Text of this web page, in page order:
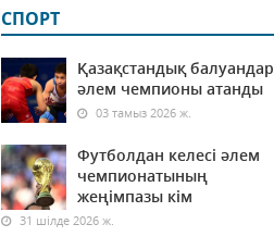
СПОРТ
Қазақстандық балуандар
әлем чемпионы атанды
03 тамыз 2026 ж.
Футболдан келесі әлем
чемпионатының
жеңімпазы кім
31 шілде 2026 ж.